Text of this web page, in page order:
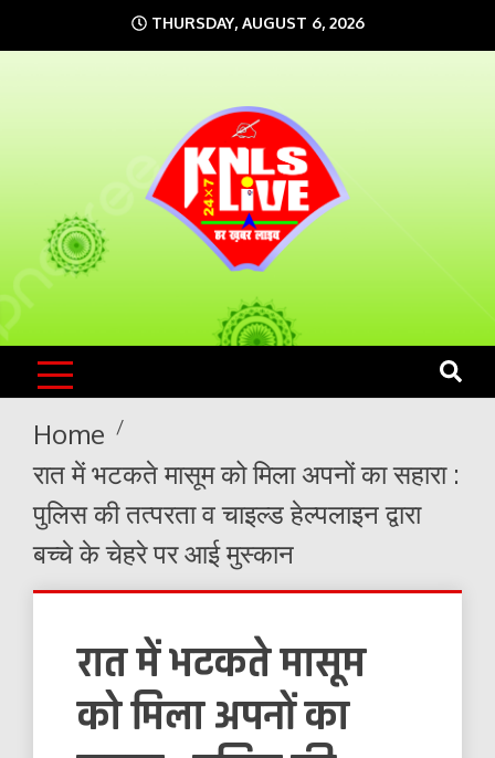
to
THURSDAY, AUGUST 6, 2026
KNLS LIVE
India`s No.1 News Portal
Home
रात में भटकते मासूम को मिला अपनों का सहारा :
पुलिस की तत्परता व चाइल्ड हेल्पलाइन द्वारा
बच्चे के चेहरे पर आई मुस्कान
रात में भटकते मासूम
को मिला अपनों का